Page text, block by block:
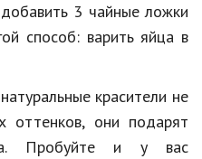
3 чайные ложки
способ: варить яйца в
красители не
оттенков, они подарят
Пробуйте и у вас